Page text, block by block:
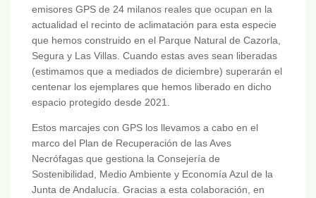
emisores GPS de 24 milanos reales que ocupan en la
actualidad el recinto de aclimatación para esta especie
que hemos construido en el Parque Natural de Cazorla,
Segura y Las Villas. Cuando estas aves sean liberadas
(estimamos que a mediados de diciembre) superarán el
centenar los ejemplares que hemos liberado en dicho
espacio protegido desde 2021.
Estos marcajes con GPS los llevamos a cabo en el
marco del Plan de Recuperación de las Aves
Necrófagas que gestiona la Consejería de
Sostenibilidad, Medio Ambiente y Economía Azul de la
Junta de Andalucía. Gracias a esta colaboración, en